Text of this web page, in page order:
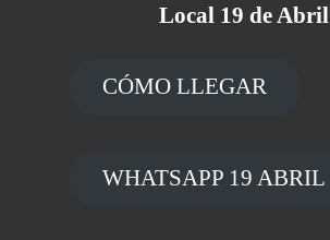
Local 19 de Abril
CÓMO LLEGAR
WHATSAPP 19 ABRIL